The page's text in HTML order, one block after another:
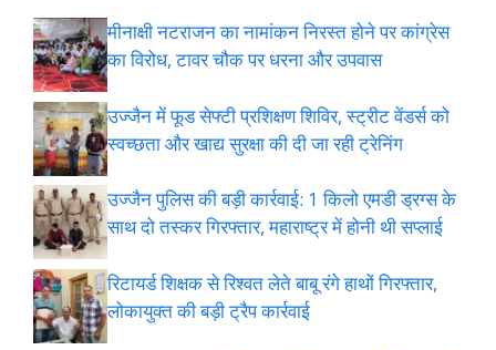
मीनाक्षी नटराजन का नामांकन निरस्त होने पर कांग्रेस
का विरोध, टावर चौक पर धरना और उपवास
उज्जैन में फूड सेफ्टी प्रशिक्षण शिविर, स्ट्रीट वेंडर्स को
स्वच्छता और खाद्य सुरक्षा की दी जा रही ट्रेनिंग
उज्जैन पुलिस की बड़ी कार्रवाई: 1 किलो एमडी ड्रग्स के
साथ दो तस्कर गिरफ्तार, महाराष्ट्र में होनी थी सप्लाई
रिटायर्ड शिक्षक से रिश्वत लेते बाबू रंगे हाथों गिरफ्तार,
लोकायुक्त की बड़ी ट्रैप कार्रवाई